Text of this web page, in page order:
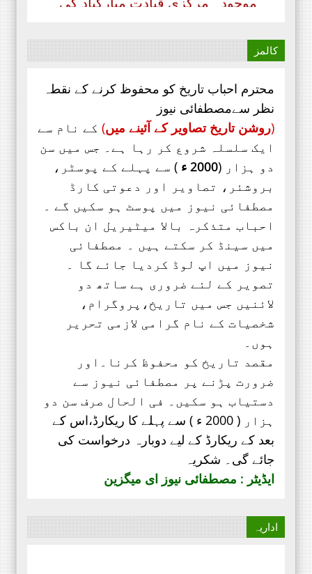
کالمز
محترم احباب تاریخ کو محفوظ کرنے کے نقطہ
نظر سےمصطفائی نیوز
(روشن تاریخ تصاویر کے آئینے میں) کے نام سے
ایک سلسلہ شروع کر رہا ہے۔ جس میں سن
دو ہزار (2000 ء
) سے پہلے کے پوسٹر،
بروشئر، تصاویر اور دعوتی کارڈ
مصطفائی نیوز میں پوسٹ ہو سکیں گے ۔
احباب متذکرہ بالا میٹیریل ان باکس
میں سینڈ کر سکتے ہیں ۔ مصطفائی
نیوز میں اپ لوڈ کردیا جائے گا ۔
تصویر کے لئے ضروری ہے ساتھ دو
لائنیں جس میں تاریخ،پروگرام،
شخصیات کے نام گرامی لازمی تحریر
ہوں۔
مقصد تاریخ کو محفوظ کرنا۔اور
ضرورت پڑنے پر مصطفائی نیوز سے
دستیاب ہو سکیں۔ فی الحال صرف سن دو
ہزار ( 2000 ء ) سے پہلے کا ریکارڈ،
اس کے
بعد کے ریکارڈ کے لیے دوبارہ درخواست کی
جائے گی۔ شکریہ
ایڈیٹر : مصطفائی نیوز ای میگزین
اداریہ